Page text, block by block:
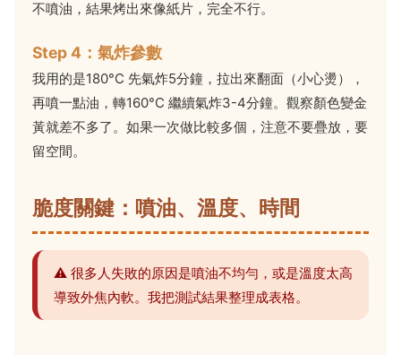
不噴油，結果烤出來像紙片，完全不行。
Step 4：氣炸參數
我用的是180°C 先氣炸5分鐘，拉出來翻面（小心燙），
再噴一點油，轉160°C 繼續氣炸3-4分鐘。觀察顏色變金
黃就差不多了。如果一次做比較多個，注意不要疊放，要
留空間。
脆度關鍵：噴油、溫度、時間
⚠️ 很多人失敗的原因是噴油不均勻，或是溫度太高
導致外焦內軟。我把測試結果整理成表格。